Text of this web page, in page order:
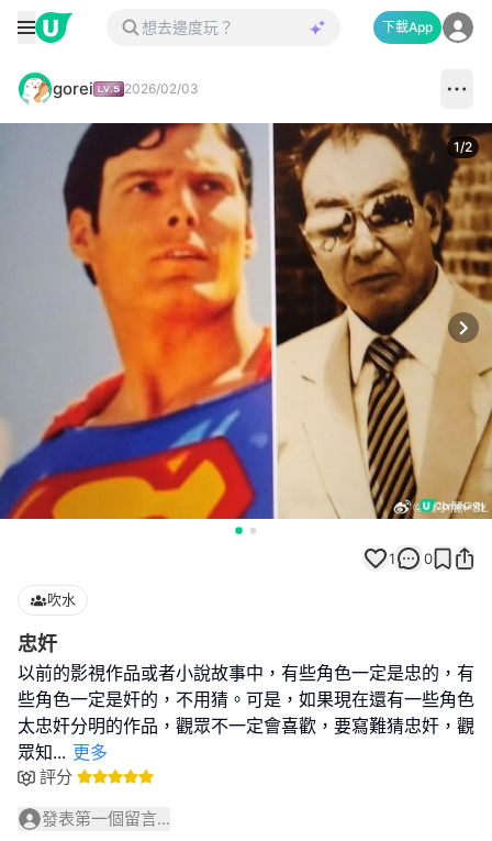
下載App
gorei 2026/02/03
1/2
1 0
吹水
忠奸
以前的影視作品或者小說故事中，有些角色一定是忠的，有
些角色一定是奸的，不用猜。可是，如果現在還有一些角色
太忠奸分明的作品，觀眾不一定會喜歡，要寫難猜忠奸，觀
眾知... 更多
評分
發表第一個留言...